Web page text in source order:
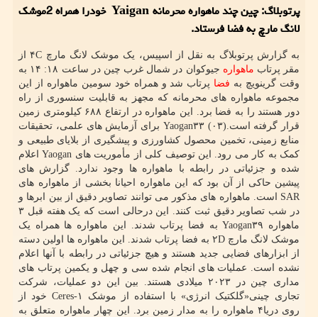
پرتوبلاگ: چین چند ماهواره محرمانه Yaigan خودرا همراه 2موشک
لانگ مارچ به فضا فرستاد.
به گزارش پرتوبلاگ به نقل از اسپیس، یک موشک لانگ مارچ ۴C از
مقر پرتاب ماهواره
جیوکوان در شمال غرب چین در ساعت ۱۸: ۱۴ به
وقت گرینویچ به فضا پرتاب شد و همراه خود سومین ماهواره از این
مجموعه ماهواره های محرمانه که مجهز به قابلیت سنسوری از راه
دور هستند را به فضا برد. این ماهواره در ارتفاع ۶۸۸ کیلومتری زمین
قرار گرفته است.(۰۳) Yaogan۳۳ برای آزمایش های علمی، تحقیقات
منابع زمینی، تخمین محصول کشاورزی و پیشگیری از بلایای طبیعی و
کمک به کار می رود. این توصیف کلی از مأموریت های Yaogan اعلام
شده و جزئیاتی در رابطه با ماهواره ها وجود ندارد. گزارش های
پیشین حاکی از آن بود که این ماهواره احیانا بخشی از ماهواره های
SAR است. ماهواره های مذکور می توانند تصاویر دقیق از بین ابرها و
در شب تصاویر دقیق ثبت کنند. این درحالی است که یک هفته قبل ۳
ماهواره Yaogan۳۹ به فضا پرتاب شدند. این ماهواره ها همراه یک
موشک لانگ مارچ ۲D به فضا پرتاب شدند. این ماهواره ها اولین دسته
از ابزارهای فضایی جدید هستند و هیچ جزئیاتی در رابطه با آنها اعلام
نشده است. عملیات های انجام شده سی و چهل و یکمین پرتاب های
مداری چین در ۲۰۲۳ میلادی هستند. بین این دو عملیات، شرکت
تجاری چینی«گلکتیک انرژی» با استفاده از موشک Ceres-۱ خود از
روی دریا۴ ماهواره را به مدار زمین برد. این چهار ماهواره متعلق به